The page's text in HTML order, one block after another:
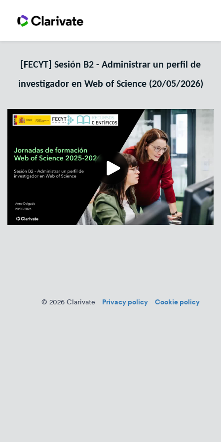
[FECYT] Sesión B2 - Administrar un perfil de
investigador en Web of Science (20/05/2026)
© 2026 Clarivate Privacy policy Cookie policy